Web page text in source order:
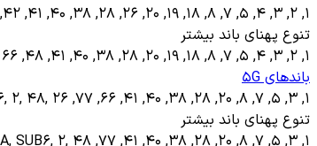
1, 2, 3, 4, 5, 7, 8, 18, 19, 20, 26, 28, 38, 40, 41, 42, 48, 66
تنوع پهنای باند بیشتر
1, 2, 3, 4, 5, 7, 8, 18, 19, 20, 28, 38, 40, 41, 48, 66
باندهای 5G
1, 3, 5, 7, 8, 20, 28, 38, 40, 41, 66, 77, SA, NSA, SUB6, 2, 48, 26
تنوع پهنای باند بیشتر
1, 3, 5, 7, 8, 20, 28, 38, 40, 41, 77, SA, NSA, SUB6, 2, 48